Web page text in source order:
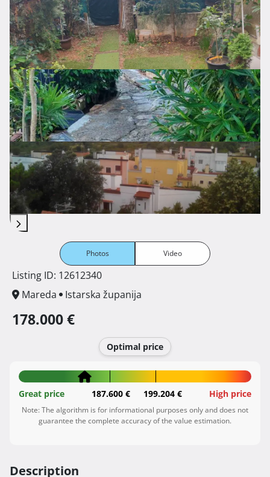
Photos Video
Listing ID: 12612340
Mareda
Istarska županija
178.000 €
Optimal price
Great price 187.600 € 199.204 € High price
Note: The algorithm is for informational purposes only and does not
guarantee the complete accuracy of the value estimation.
Description